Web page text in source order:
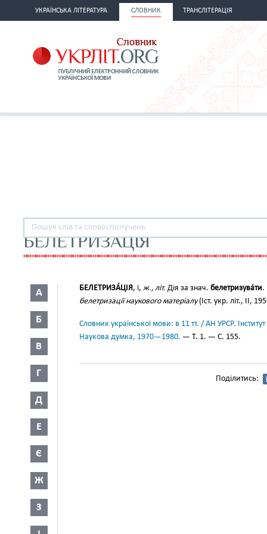
УКРАЇНСЬКА ЛІТЕРАТУРА СЛОВНИК ТРАНСЛІТЕРАЦІЯ
БЕЛЕТРИЗАЦІЯ
А
Б
В
Г
Д
Е
Є
Ж
З
БЕЛЕТРИЗА́ЦІЯ, ї, ж., літ. Дія за знач. белетризува́ти.
белетризації наукового матеріалу(Іст. укр. літ., II,
Словник української мови: в 11 тт. / АН УРСР.
Наукова думка, 1970—1980. — Т. 1. — С. 155.
Поділитись: